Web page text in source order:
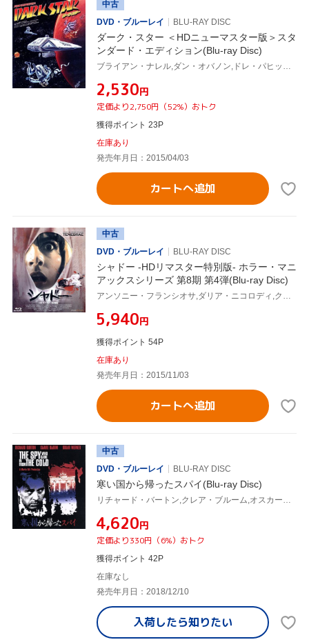
中古
DVD・ブルーレイ
BLU-RAY DISC
ダーク・スター ＜HDニューマスター版＞スタ
ンダード・エディション(Blu-ray Disc)
ブライアン・ナレル,ダン・オバノン,ドレ・パヒッチ,ジョン・カーペンター(監督、音楽、製作、脚本)
¥2,530円
定価より2,750円（52%）おトク
獲得ポイント 23P
在庫あり
発売年月日：2015/04/03
カートへ追加
中古
DVD・ブルーレイ
BLU-RAY DISC
シャドー -HDリマスター特別版- ホラー・マニ
アックスシリーズ 第8期 第4弾(Blu-ray Disc)
アンソニー・フランシオサ,ダリア・ニコロディ,クリスチャン・ボロメオ,ダリオ・アルジェント(監督、脚本),サルヴァトーレ・アルジェント(製作総指揮),ゴブリン(音楽)
¥5,940円
獲得ポイント 54P
在庫あり
発売年月日：2015/11/03
カートへ追加
中古
DVD・ブルーレイ
BLU-RAY DISC
寒い国から帰ったスパイ(Blu-ray Disc)
リチャード・バートン,クレア・ブルーム,オスカー・ウェルナー,マーティン・リット(監督、製作),ジョン・ル・カレ(原作),ソル・キャプラン(音楽)
¥4,620円
定価より330円（6%）おトク
獲得ポイント 42P
在庫なし
発売年月日：2018/12/10
入荷したら知りたい